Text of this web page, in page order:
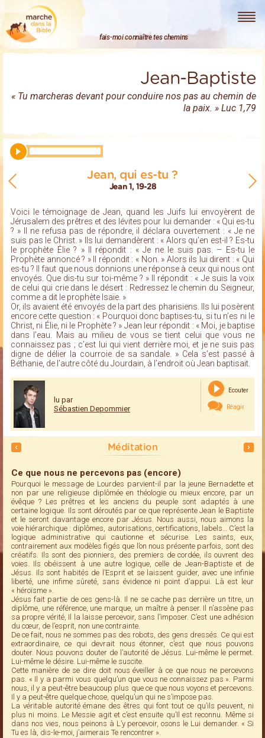
Marche dans la Bible
fais-moi connaître tes chemins
Jean-Baptiste
« Tu marcheras devant pour conduire nos pas au chemin de
la paix. » Luc 1,79
Jean, qui es-tu ?
Jean 1, 19-28
Voici le témoignage de Jean, quand les Juifs lui envoyèrent de
Jérusalem des prêtres et des lévites pour lui demander : « Qui es-tu
? » Il ne refusa pas de répondre, il déclara ouvertement : « Je ne
suis pas le Christ. » Ils lui demandèrent : « Alors qu’en est-il ? Es-tu
le prophète Élie ? » Il répondit : « Je ne le suis pas. – Es-tu le
Prophète annoncé ? » Il répondit : « Non. » Alors ils lui dirent : « Qui
es-tu ? Il faut que nous donnions une réponse à ceux qui nous ont
envoyés. Que dis-tu sur toi-même ? » Il répondit : « Je suis la voix
de celui qui crie dans le désert : Redressez le chemin du Seigneur,
comme a dit le prophète Isaïe. »
Or, ils avaient été envoyés de la part des pharisiens. Ils lui posèrent
encore cette question : « Pourquoi donc baptises-tu, si tu n’es ni le
Christ, ni Élie, ni le Prophète ? » Jean leur répondit : « Moi, je baptise
dans l’eau. Mais au milieu de vous se tient celui que vous ne
connaissez pas ; c’est lui qui vient derrière moi, et je ne suis pas
digne de délier la courroie de sa sandale. » Cela s’est passé à
Béthanie, de l’autre côté du Jourdain, à l’endroit où Jean baptisait.
lu par
Sébastien Depommier
Ecouter
Réagir
Méditation
Ce que nous ne percevons pas (encore)
Pourquoi le message de Lourdes parvient-il par la jeune Bernadette et
non par une religieuse diplômée en théologie ou mieux encore, par un
évêque ? Les prêtres et les anciens du peuple sont adaptés à une
certaine logique. Ils sont déroutés par ce que représente Jean le Baptiste
et le seront davantage encore par Jésus. Nous aussi, nous aimons la
voie hiérarchique : diplômes, autorisations, certifications, labels… C’est la
logique administrative qui cautionne et sécurise. Les saints, eux,
contrairement aux modèles figés que l’on nous présente parfois, sont des
créatifs. Ils sont des pionniers, des premiers de cordée, ils ouvrent des
voies. Ils obéissent à une autre logique, celle de Jean-Baptiste et de
Jésus. Ils sont habités de l’Esprit et se laissent guider, avec une infinie
liberté, une infime sûreté, sans évidence ni point d’appui. Là est leur
« héroïsme ».
Jésus fait partie de ces gens-là. Il ne se cache pas derrière un titre, un
diplôme, une référence, une marque, un maître à penser. Il n’assène pas
sa propre vérité, Il la laisse percevoir, sans l’imposer. C’est une adhésion
du cœur, de l’esprit, non une contrainte.
De ce fait, nous ne sommes pas des robots, des gens dressés. Ce qui est
extraordinaire, ce qui devrait nous étonner, c’est que nous pouvons
douter. Nous pouvons douter de l’autorité de Jésus. Lui-même le permet.
Lui-même le désire. Lui-même le suscite.
Cette manière de se dire doit nous éveiller à ce que nous ne percevons
pas. « Il y a parmi vous quelqu’un que vous ne connaissez pas ». Parmi
nous, il y a peut-être beaucoup plus que ce que nous voyons et percevons.
Il y a peut-être quelque chose, quelqu’un qui ne s’impose pas.
La véritable autorité émane des êtres qui font tout ce qu’ils peuvent, ni
plus ni moins. Le Messie agit et c’est ensuite qu’Il est reconnu. Même si
dans nos vies, nous peinons à L’y percevoir, osons le Lui demander. « Si
Tu es là, dis-le-moi, j’aimerais Te rencontrer ».